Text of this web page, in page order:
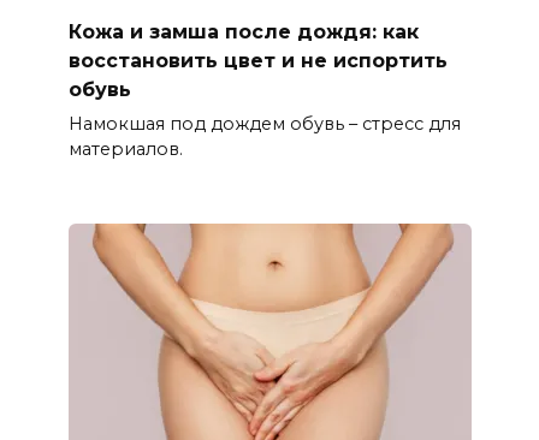
Кожа и замша после дождя: как
восстановить цвет и не испортить
обувь
Намокшая под дождем обувь – стресс для
материалов.